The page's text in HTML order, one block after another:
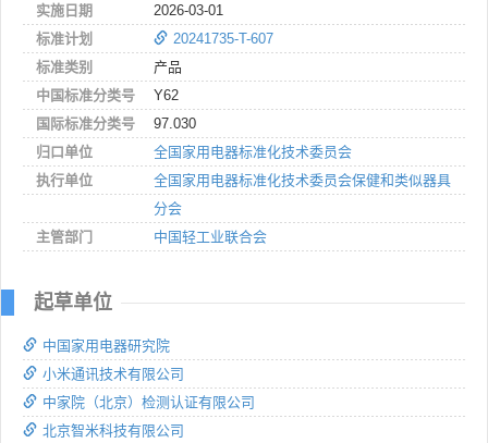
实施日期
2026-03-01
标准计划
20241735-T-607
标准类别
产品
中国标准分类号
Y62
国际标准分类号
97.030
归口单位
全国家用电器标准化技术委员会
执行单位
全国家用电器标准化技术委员会保健和类似器具
分会
主管部门
中国轻工业联合会
起草单位
中国家用电器研究院
小米通讯技术有限公司
中家院（北京）检测认证有限公司
北京智米科技有限公司